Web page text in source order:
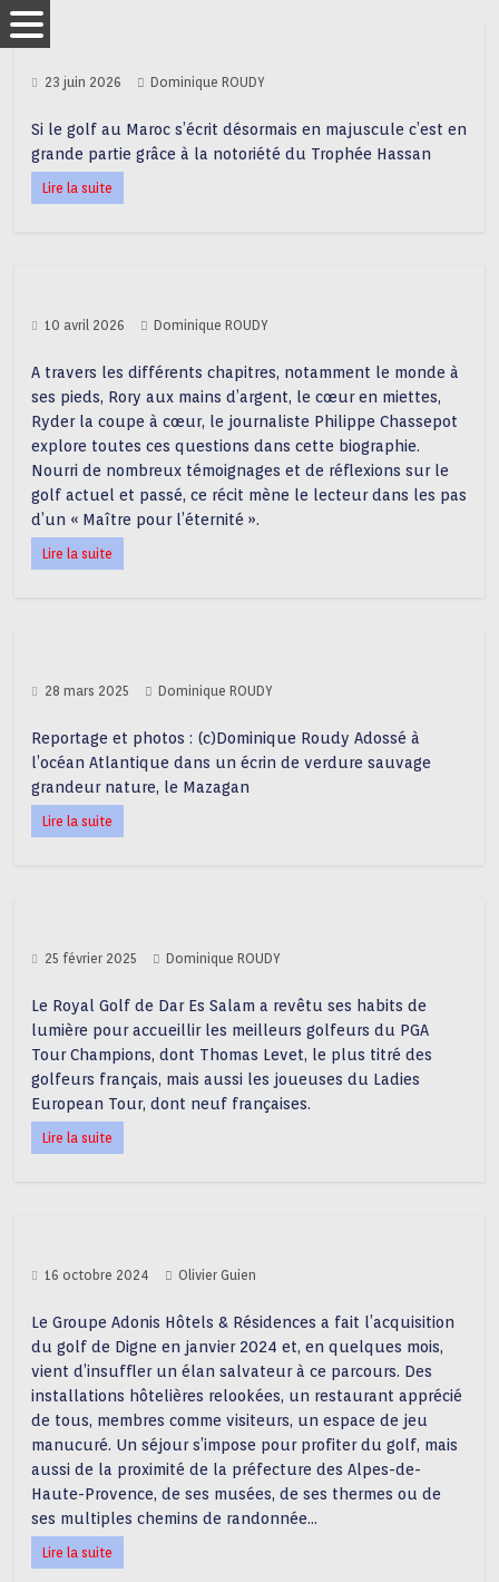
23 juin 2026 Dominique ROUDY
Si le golf au Maroc s’écrit désormais en majuscule c’est en
grande partie grâce à la notoriété du Trophée Hassan
Lire la suite
10 avril 2026 Dominique ROUDY
A travers les différents chapitres, notamment le monde à
ses pieds, Rory aux mains d’argent, le cœur en miettes,
Ryder la coupe à cœur, le journaliste Philippe Chassepot
explore toutes ces questions dans cette biographie.
Nourri de nombreux témoignages et de réflexions sur le
golf actuel et passé, ce récit mène le lecteur dans les pas
d’un « Maître pour l’éternité ».
Lire la suite
28 mars 2025 Dominique ROUDY
Reportage et photos : (c)Dominique Roudy Adossé à
l’océan Atlantique dans un écrin de verdure sauvage
grandeur nature, le Mazagan
Lire la suite
25 février 2025 Dominique ROUDY
Le Royal Golf de Dar Es Salam a revêtu ses habits de
lumière pour accueillir les meilleurs golfeurs du PGA
Tour Champions, dont Thomas Levet, le plus titré des
golfeurs français, mais aussi les joueuses du Ladies
European Tour, dont neuf françaises.
Lire la suite
16 octobre 2024 Olivier Guien
Le Groupe Adonis Hôtels & Résidences a fait l’acquisition
du golf de Digne en janvier 2024 et, en quelques mois,
vient d’insuffler un élan salvateur à ce parcours. Des
installations hôtelières relookées, un restaurant apprécié
de tous, membres comme visiteurs, un espace de jeu
manucuré. Un séjour s’impose pour profiter du golf, mais
aussi de la proximité de la préfecture des Alpes-de-
Haute-Provence, de ses musées, de ses thermes ou de
ses multiples chemins de randonnée…
Lire la suite